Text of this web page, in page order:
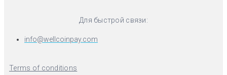
Для быстрой связи:
info@wellcoinpay.com
Terms of conditions